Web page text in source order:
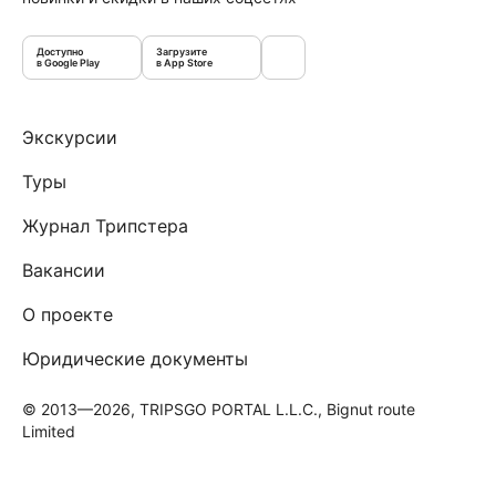
Доступно
в Google Play
Загрузите
в App Store
Экскурсии
Туры
Журнал Трипстера
Вакансии
О проекте
Юридические документы
© 2013—2026, TRIPSGO PORTAL L.L.C., Bignut route
Limited